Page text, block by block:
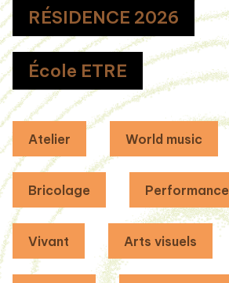
RÉSIDENCE 2026
École ETRE
Atelier World music
Bricolage Performance
Vivant Arts visuels